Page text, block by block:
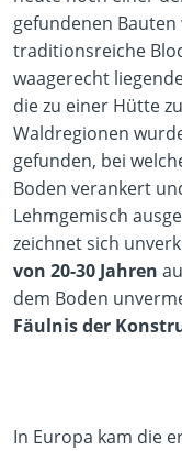
gefundenen Bauten
traditionsreiche
waagerecht
die zu einer Hütte
Waldregionen
gefunden, bei
Boden verankert
Lehmgemisch
zeichnet sich
von 20-30 Jahren
dem Boden
Fäulnis der
In Europa kam die